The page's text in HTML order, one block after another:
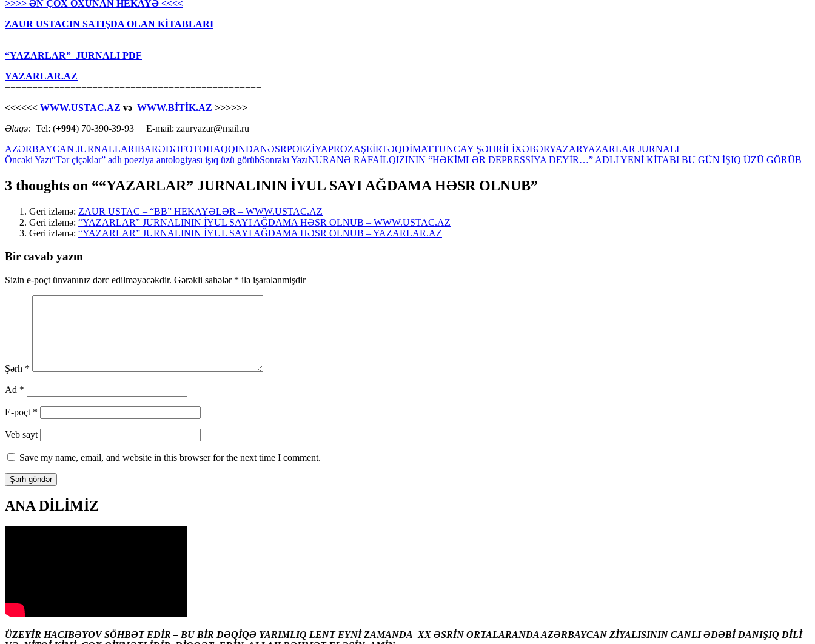
>>>> ƏN ÇOX OXUNAN HEKAYƏ <<<<
ZAUR USTACIN SATIŞDA OLAN KİTABLARI
“YAZARLAR” JURNALI PDF
YAZARLAR.AZ
===============================================
<<<<<< WWW.USTAC.AZ və WWW.BİTİK.AZ >>>>>>
Əlaqə: Tel: (+994) 70-390-39-93 E-mail: zauryazar@mail.ru
AZƏRBAYCAN JURNALLARIBARƏDƏFOTOHAQQINDANƏSRPOEZİYAPROZAŞEİRTƏQDİMATTUNCAY ŞƏHRİLİXƏBƏRYAZARYAZARLAR JURNALI
Yazılar
üzrə
naviqasiya
Öncəki Yazı“Tər çiçəklər” adlı poeziya antologiyası işıq üzü görübSonrakı YazıNURANƏ RAFAİLQIZININ “HƏKİMLƏR DEPRESSİYA DEYİR…” ADLI YENİ KİTABI BU GÜN İŞIQ ÜZÜ GÖRÜB
3 thoughts on ““YAZARLAR” JURNALININ İYUL SAYI AĞDAMA HƏSR OLNUB”
Geri izləmə: ZAUR USTAC – “BB” HEKAYƏLƏR – WWW.USTAC.AZ
Geri izləmə: “YAZARLAR” JURNALININ İYUL SAYI AĞDAMA HƏSR OLNUB – WWW.USTAC.AZ
Geri izləmə: “YAZARLAR” JURNALININ İYUL SAYI AĞDAMA HƏSR OLNUB – YAZARLAR.AZ
Bir cavab yazın
Sizin e-poçt ünvanınız dərc edilməyəcəkdir. Gərəkli sahələr * ilə işarələnmişdir
Şərh *
Ad *
E-poçt *
Veb sayt
Save my name, email, and website in this browser for the next time I comment.
ANA DİLİMİZ
ÜZEYİR HACIBƏYOV SÖHBƏT EDİR – BU BİR DƏQİQƏ YARIMLIQ LENT EYNİ ZAMANDA XX ƏSRİN ORTALARANDA AZƏRBAYCAN ZİYALISININ CANLI ƏDƏBİ DANIŞIQ DİLİ